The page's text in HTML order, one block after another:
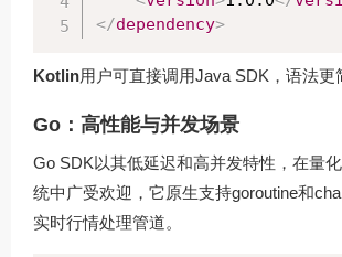
</dependency>
Kotlin用户可直接调用Java SDK，语法更
Go：高性能与并发场景
Go SDK以其低延迟和高并发特性，在量
统中广受欢迎，它原生支持goroutine和
实时行情处理管道。